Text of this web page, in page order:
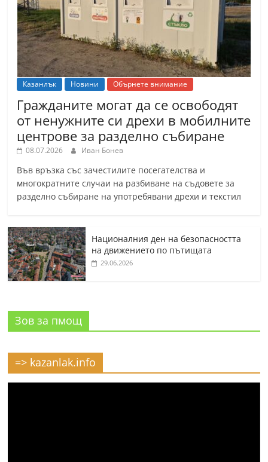
Казанлък Новини Обърнете внимание
Гражданите могат да се освободят
от ненужните си дрехи в мобилните
центрове за разделно събиране
08.07.2026 Иван Бонев
Във връзка със зачестилите посегателства и
многократните случаи на разбиване на съдовете за
разделно събиране на употребявани дрехи и текстил
Националния ден на безопасността
на движението по пътищата
29.06.2026
Зов за пмощ
=> kazanlak.info